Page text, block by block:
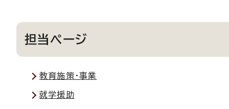
担当ページ
教育施策・事業
就学援助